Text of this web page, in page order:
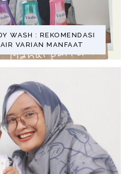
WASH : REKOMENDASI
VARIAN MANFAAT